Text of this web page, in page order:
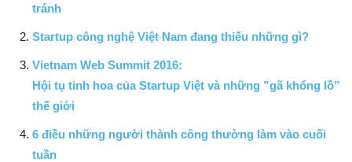
tránh
Startup công nghệ Việt Nam đang thiếu những gì?
Vietnam Web Summit 2016:
Hội tụ tinh hoa của Startup Việt và những ”gã khổng lồ”
thế giới
6 điều những người thành công thường làm vào cuối
tuần